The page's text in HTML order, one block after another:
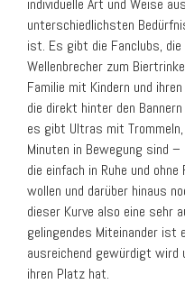
unterschiedlichsten
ist. Es gibt die Fanclubs,
Wellenbrecher zum
Familie mit Kindern und
die direkt hinter den
es gibt Ultras mit Trommeln,
Minuten in Bewegung sind
die einfach in Ruhe und
wollen und darüber hinaus
dieser Kurve also eine sehr
gelingendes Miteinander
ausreichend gewürdigt wird
ihren Platz hat.